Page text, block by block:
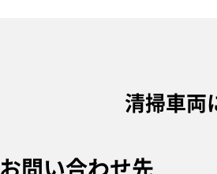
清掃車両